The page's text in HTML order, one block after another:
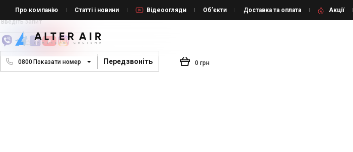
Про компанію Статті і новини Відеоогляди Об’єкти Доставка та оплата Акції
0800 Показати номер Передзвоніть 0 грн